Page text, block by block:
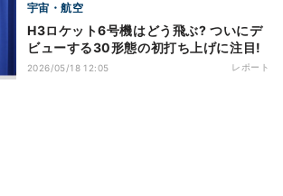
宇宙・航空
H3ロケット6号機はどう飛ぶ? ついにデ
ビューする30形態の初打ち上げに注目!
2026/05/18 12:05 レポート